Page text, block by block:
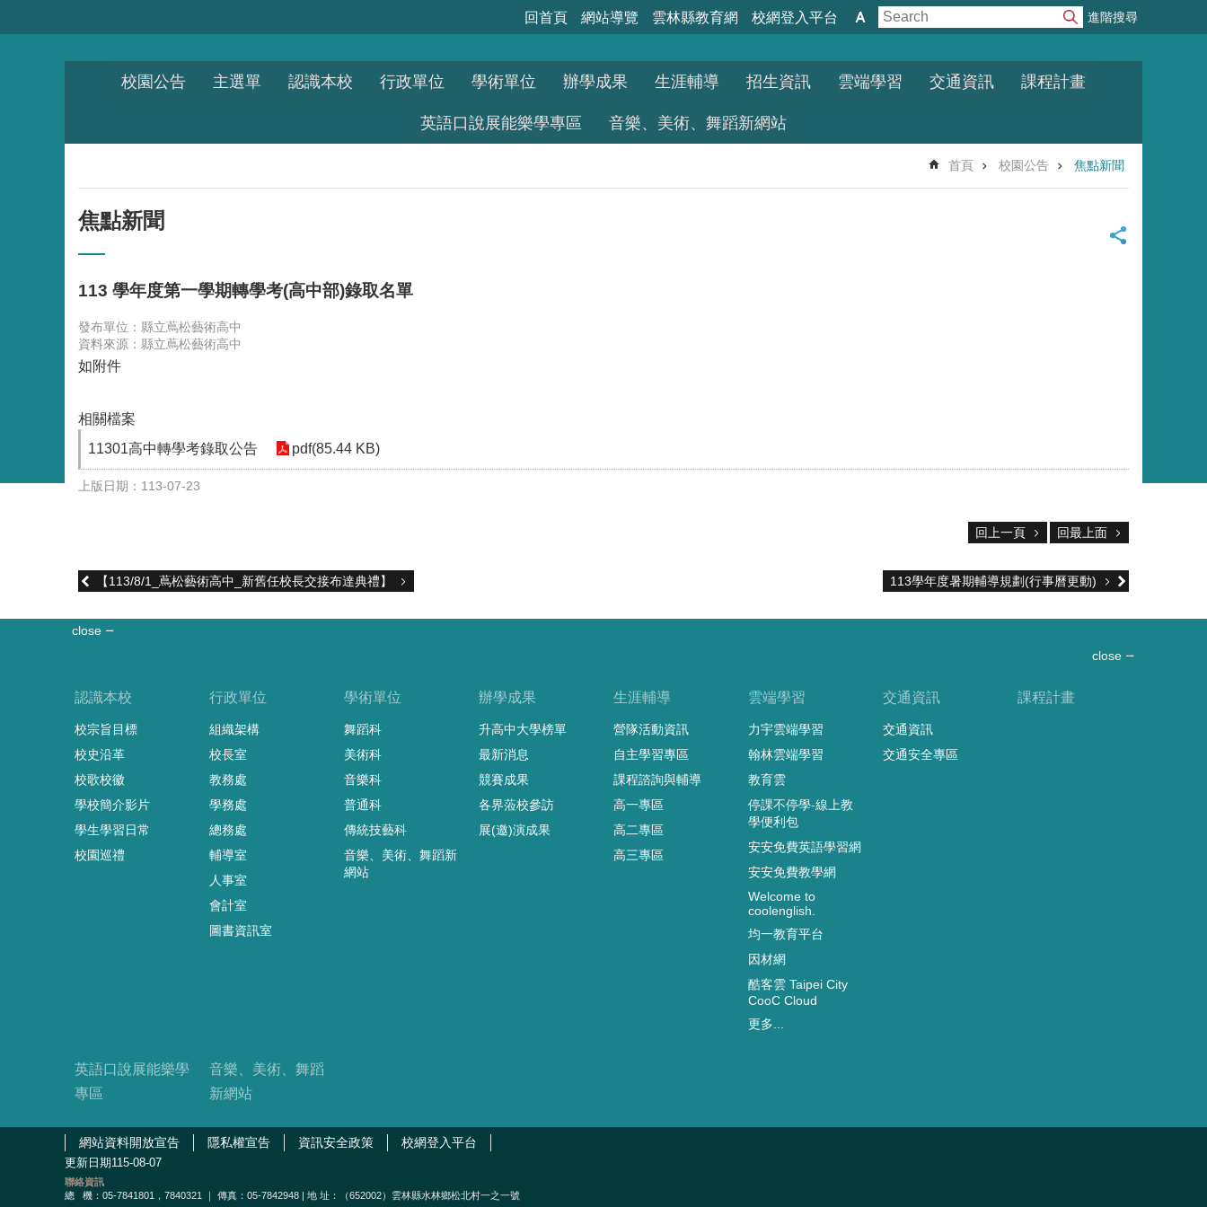
回首頁 網站導覽 雲林縣教育網 校網登入平台 進階搜尋
校園公告 主選單 認識本校 行政單位 學術單位 辦學成果 生涯輔導 招生資訊 雲端學習 交通資訊 課程計畫
英語口說展能樂學專區 音樂、美術、舞蹈新網站
首頁 校園公告 焦點新聞
焦點新聞
113 學年度第一學期轉學考(高中部)錄取名單
發布單位：縣立蔦松藝術高中
資料來源：縣立蔦松藝術高中
如附件
相關檔案
11301高中轉學考錄取公告
pdf(85.44 KB)
上版日期：113-07-23
回上一頁 回最上面
【113/8/1_蔦松藝術高中_新舊任校長交接布達典禮】 113學年度暑期輔導規劃(行事曆更動)
close
close
認識本校
校宗旨目標
校史沿革
校歌校徽
學校簡介影片
學生學習日常
校園巡禮
行政單位
組織架構
校長室
教務處
學務處
總務處
輔導室
人事室
會計室
圖書資訊室
學術單位
舞蹈科
美術科
音樂科
普通科
傳統技藝科
音樂、美術、舞蹈新
網站
辦學成果
升高中大學榜單
最新消息
競賽成果
各界蒞校參訪
展(邀)演成果
生涯輔導
營隊活動資訊
自主學習專區
課程諮詢與輔導
高一專區
高二專區
高三專區
雲端學習
力宇雲端學習
翰林雲端學習
教育雲
停課不停學-線上教
學便利包
安安免費英語學習網
安安免費教學網
Welcome to
coolenglish.
均一教育平台
因材網
酷客雲 Taipei City
CooC Cloud
更多...
交通資訊
交通資訊
交通安全專區
課程計畫
英語口說展能樂學
專區
音樂、美術、舞蹈
新網站
網站資料開放宣告 隱私權宣告 資訊安全政策 校網登入平台
更新日期115-08-07
聯絡資訊
總
機：05-7841801，7840321 ｜ 傳真：05-7842948 | 地 址：（652002）雲林縣水林鄉松北村一之一號